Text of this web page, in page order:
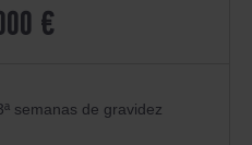
€
semanas de gravidez